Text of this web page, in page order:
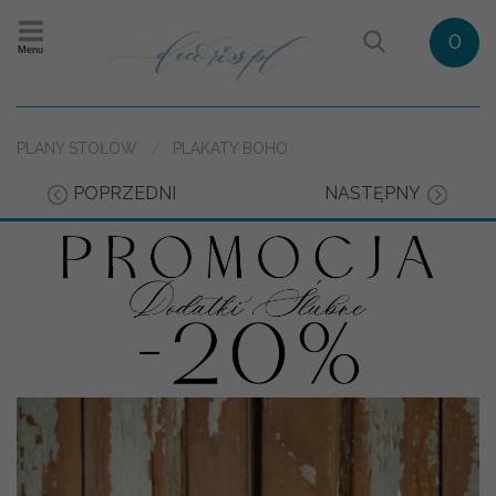
Menu 0
PLANY STOŁÓW PLAKATY BOHO
POPRZEDNI NASTĘPNY